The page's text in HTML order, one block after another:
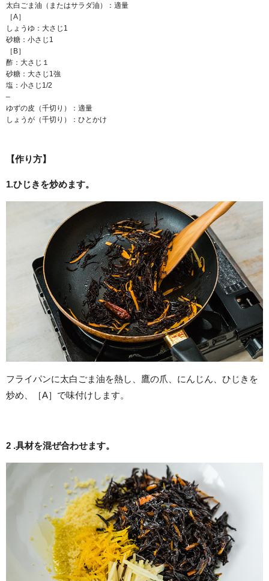
太白ごま油（またはサラダ油）：適量
［A］
しょうゆ：大さじ1
砂糖：小さじ1
［B］
酢：大さじ１
砂糖：大さじ1強
塩：小さじ1/2
–
ゆずの皮（千切り）：適量
しょうが（千切り）：ひとかけ
【作り方】
1.ひじきを炒めます。
フライパンに太白ごま油を熱し、鷹の爪、にんじん、ひじきを
炒め、［A］で味付けします。
2 .具材を混ぜ合わせます。